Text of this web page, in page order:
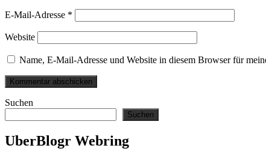
E-Mail-Adresse *
Website
Name, E-Mail-Adresse und Website in diesem Browser für
Suchen
Suchen
UberBlogr Webring